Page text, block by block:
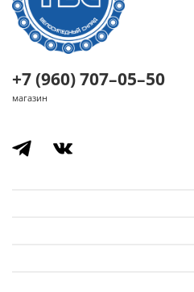
+7 (960) 707–05–50
магазин